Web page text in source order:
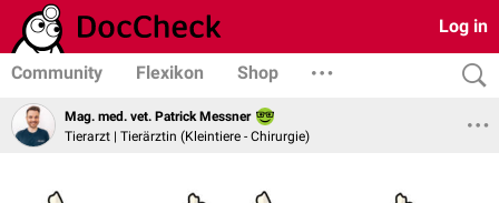
Log in
Community Flexikon Shop
Mag. med. vet. Patrick Messner
Tierarzt | Tierärztin (Kleintiere - Chirurgie)